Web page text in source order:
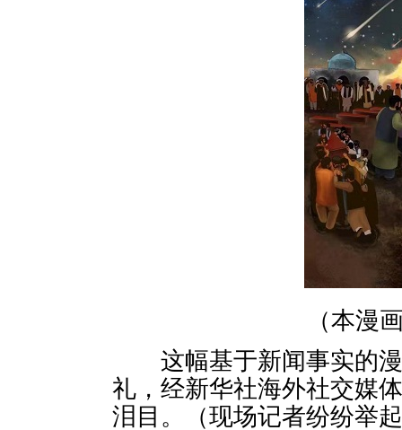
（本漫
这幅基于新闻事实的漫
礼，经新华社海外社交媒
泪目。（现场记者纷纷举